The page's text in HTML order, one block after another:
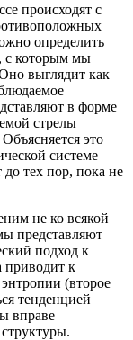
происходят с
определить
с которым мы
выглядит как
в форме
стрелы
это
системе
до тех пор, пока не
не ко всякой
представляют
подход к
приводит к
(второе
тенденцией
вправе